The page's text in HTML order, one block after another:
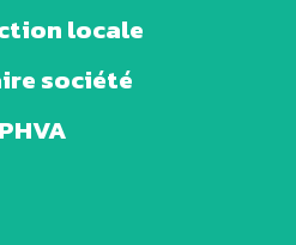
locale
société